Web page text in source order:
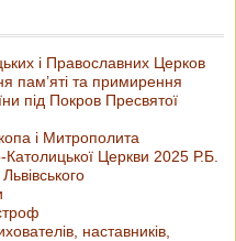
і Православних Церков
пам’яті та примирення
під Покров Пресвятої
і Митрополита
Католицької Церкви 2025 Р.Б.
наставників,